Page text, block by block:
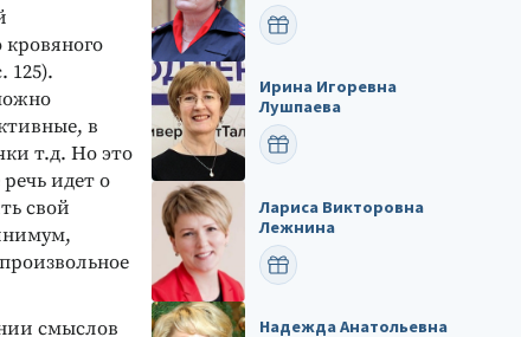
кровяного
125).
в
т.д. Но это
идет о
свой
смыслов
ПОЗДРАВИТЬ
Ирина Игоревна
Лушпаева
ПОЗДРАВИТЬ
Лариса Викторовна
Лежнина
ПОЗДРАВИТЬ
Надежда Анатольевна